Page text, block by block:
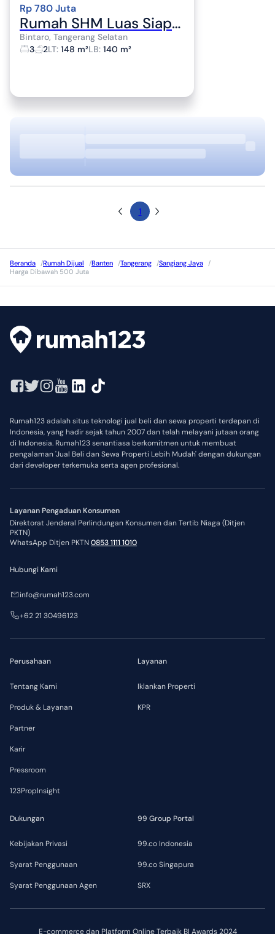
Rp 780 Juta
Rumah SHM Luas Siap KPR 15 Mnt ke Gerbang Tol Pinang J-24311
Bintaro, Tangerang Selatan
3
2LT: 148 m²LB: 140 m²
1
Beranda /Rumah Dijual /Banten /Tangerang /Sangiang Jaya
/
Harga Dibawah 500 Juta
Rumah123 adalah situs teknologi jual beli dan sewa properti terdepan di
Indonesia, yang hadir sejak tahun 2007 dan telah melayani jutaan orang
di Indonesia. Rumah123 senantiasa berkomitmen untuk membuat
pengalaman 'Jual Beli dan Sewa Properti Lebih Mudah' dengan dukungan
dari developer terkemuka serta agen profesional.
Layanan Pengaduan Konsumen
Direktorat Jenderal Perlindungan Konsumen dan Tertib Niaga (Ditjen
PKTN)
WhatsApp Ditjen PKTN0853 1111 1010
E-commerce dan Platform Online Terbaik BI Awards 2024
Perusahaan
Tentang Kami
Produk & Layanan
Partner
Karir
Pressroom
123PropInsight
Layanan
Iklankan Properti
KPR
Dukungan
Kebijakan Privasi
Syarat Penggunaan
Syarat Penggunaan Agen
99 Group Portal
99.co Indonesia
99.co Singapura
SRX
Hubungi Kami
info@rumah123.com
+62 21 30496123